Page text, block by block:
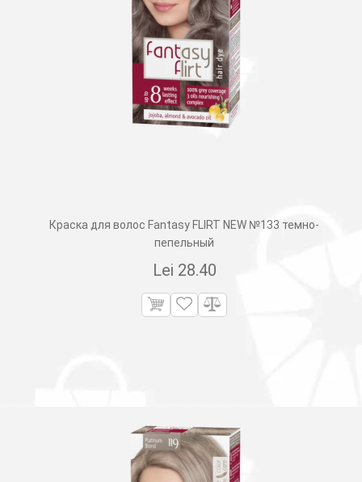
Краска для волос Fantasy FLIRT NEW №133 темно-
пепельный
Lei 28.40